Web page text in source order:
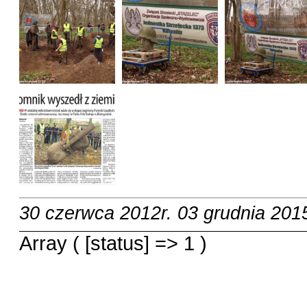
30 czerwca 2012r. 03 grudnia
Array ( [status] => 1 )